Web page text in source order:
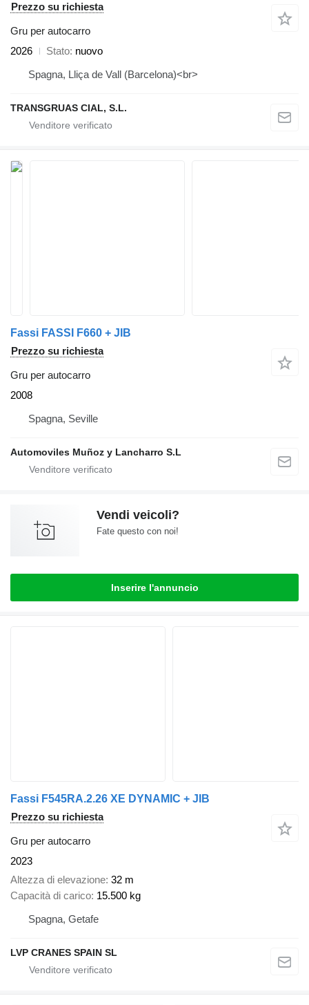
Prezzo su richiesta
Gru per autocarro
2026
Stato nuovo
Spagna, Lliça de Vall (Barcelona)<br>
TRANSGRUAS CIAL, S.L.
Fassi FASSI F660 + JIB
Prezzo su richiesta
Gru per autocarro
2008
Spagna, Seville
Automoviles Muñoz y Lancharro S.L
Vendi veicoli?
Fate questo con noi!
Inserire l'annuncio
Fassi F545RA.2.26 XE DYNAMIC + JIB
Prezzo su richiesta
Gru per autocarro
2023
Altezza di elevazione 32 m
Capacità di carico 15.500 kg
Spagna, Getafe
LVP CRANES SPAIN SL